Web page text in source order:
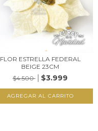
FLOR ESTRELLA FEDERAL
BEIGE 23CM
$4.500
$3.999